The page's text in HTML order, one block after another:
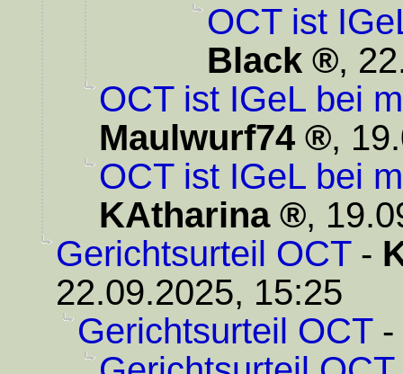
OCT ist
Black
,
OCT ist IGeL bei
Maulwurf74
,
OCT ist IGeL bei
KAtharina
,
Gerichtsurteil OCT-
22.09.2025, 15:25
Gerichtsurteil OCT-